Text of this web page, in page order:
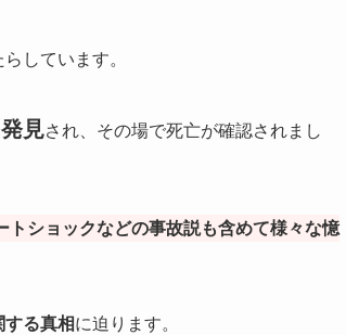
しています。
見され、その場で死亡が確認されまし
トショックなどの事故説も含めて様々な憶
る真相に迫ります。